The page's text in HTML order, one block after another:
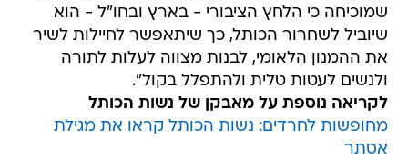
שמוכיחה כי הלחץ הציבורי - בארץ ובחו"ל - הוא
שיוביל לשחרור הכותל, כך שיתאפשר לחיילות לשיר
את ההמנון הלאומי, לבנות מצווה לעלות לתורה
ולנשים לעטות טלית ולהתפלל בקול".
לקריאה נוספת על מאבקן של נשות הכותל
מחופשות לחרדים: נשות הכותל קראו את מגילת
אסתר